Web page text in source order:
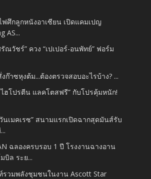
ฟศึกลูกหนังอาเซียน เปิดแคมเปญ
AS...
ณวัชร์” ควง “เปเปอร์-อนพัทย์” ฟอร์ม
ก๊าซหุงต้ม...ต้องตรวจสอบอะไรบ้าง? ...
ฮโปรตีน แลคโตสฟรี” กับโปรคุ้มหนัก!
นเมคเรซ” สนามแรกเปิดฉากสุดมันส์รับ
ฉลองครบรอบ 1 ปี โรงงานฉางอาน
บิล ระย...
รวมพลังชุมชนในงาน Ascott Star